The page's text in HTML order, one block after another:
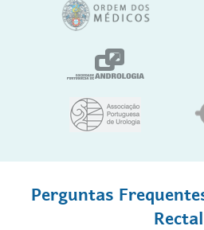
Perguntas
Rectal